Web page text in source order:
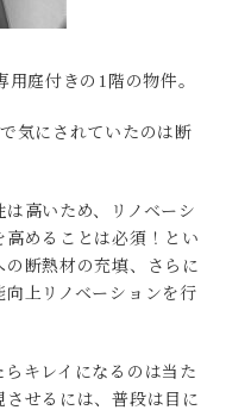
庭付きの1階の物件。
気にされていたのは断
高いため、リノベーシ
高めることは必須！とい
の断熱材の充填、さらに
上リノベーションを行
キレイになるのは当た
させるには、普段は目に